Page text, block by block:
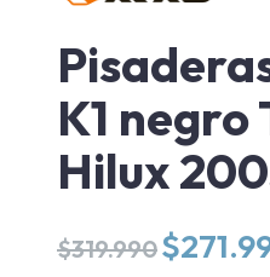
K1 negro
Hilux
$319.990 El
precio
$